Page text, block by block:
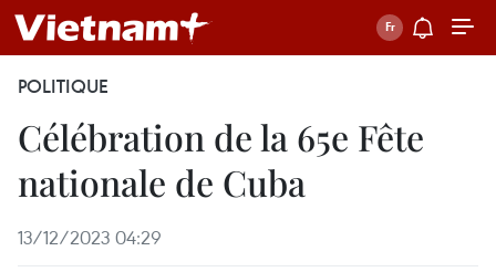
POLITIQUE
Célébration de la 65e Fête
nationale de Cuba
13/12/2023 04:29